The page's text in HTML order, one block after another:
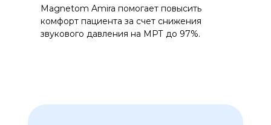
Magnetom Amira помогает повысить
комфорт пациента за счет снижения
звукового давления на МРТ до 97%.